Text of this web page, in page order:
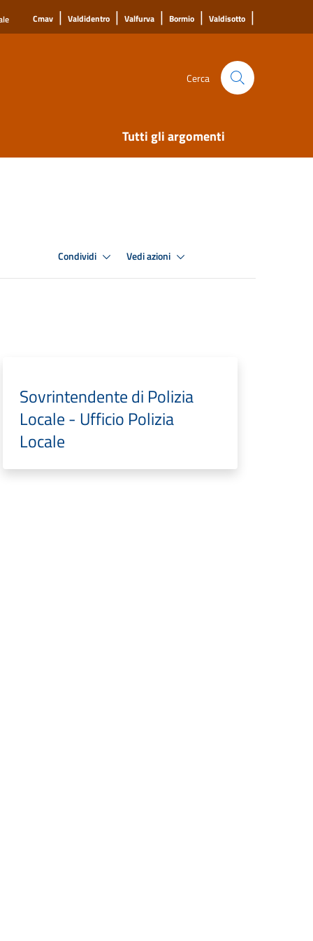
Cmav | Valdidentro | Valfurva | Bormio | Valdisotto |
Cerca
Tutti gli argomenti
Condividi Vedi azioni
Sovrintendente di Polizia
Locale - Ufficio Polizia
Locale